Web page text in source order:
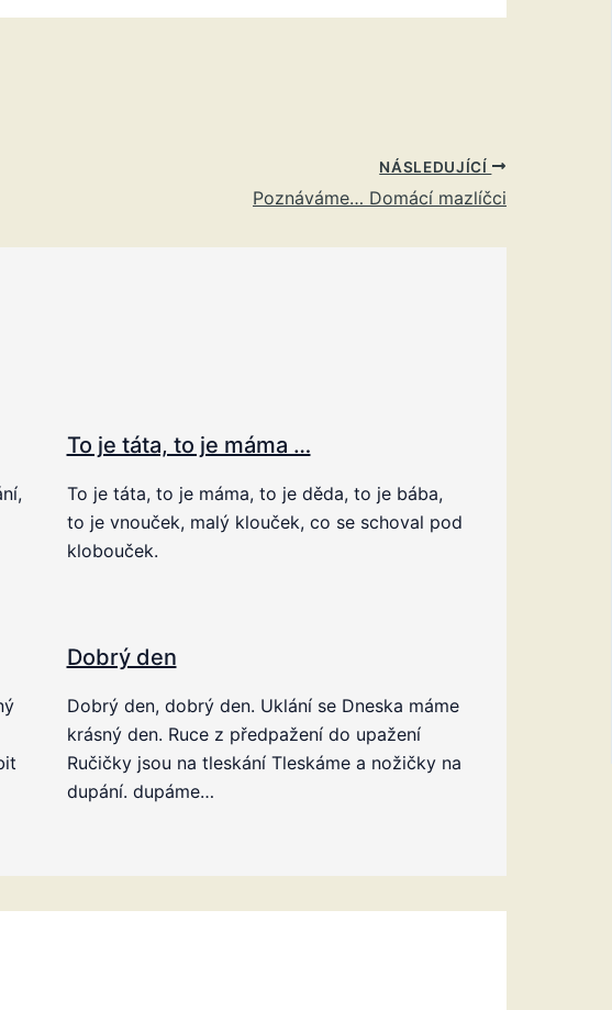
NÁSLEDUJÍCÍ
Poznáváme… Domácí mazlíčci
To je táta, to je máma …
To je táta, to je máma, to je děda, to je bába,
to je vnouček, malý klouček, co se schoval pod
klobouček.
Dobrý den
Dobrý den, dobrý den. Uklání se Dneska máme
krásný den. Ruce z předpažení do upažení
Ručičky jsou na tleskání Tleskáme a nožičky na
dupání. dupáme…